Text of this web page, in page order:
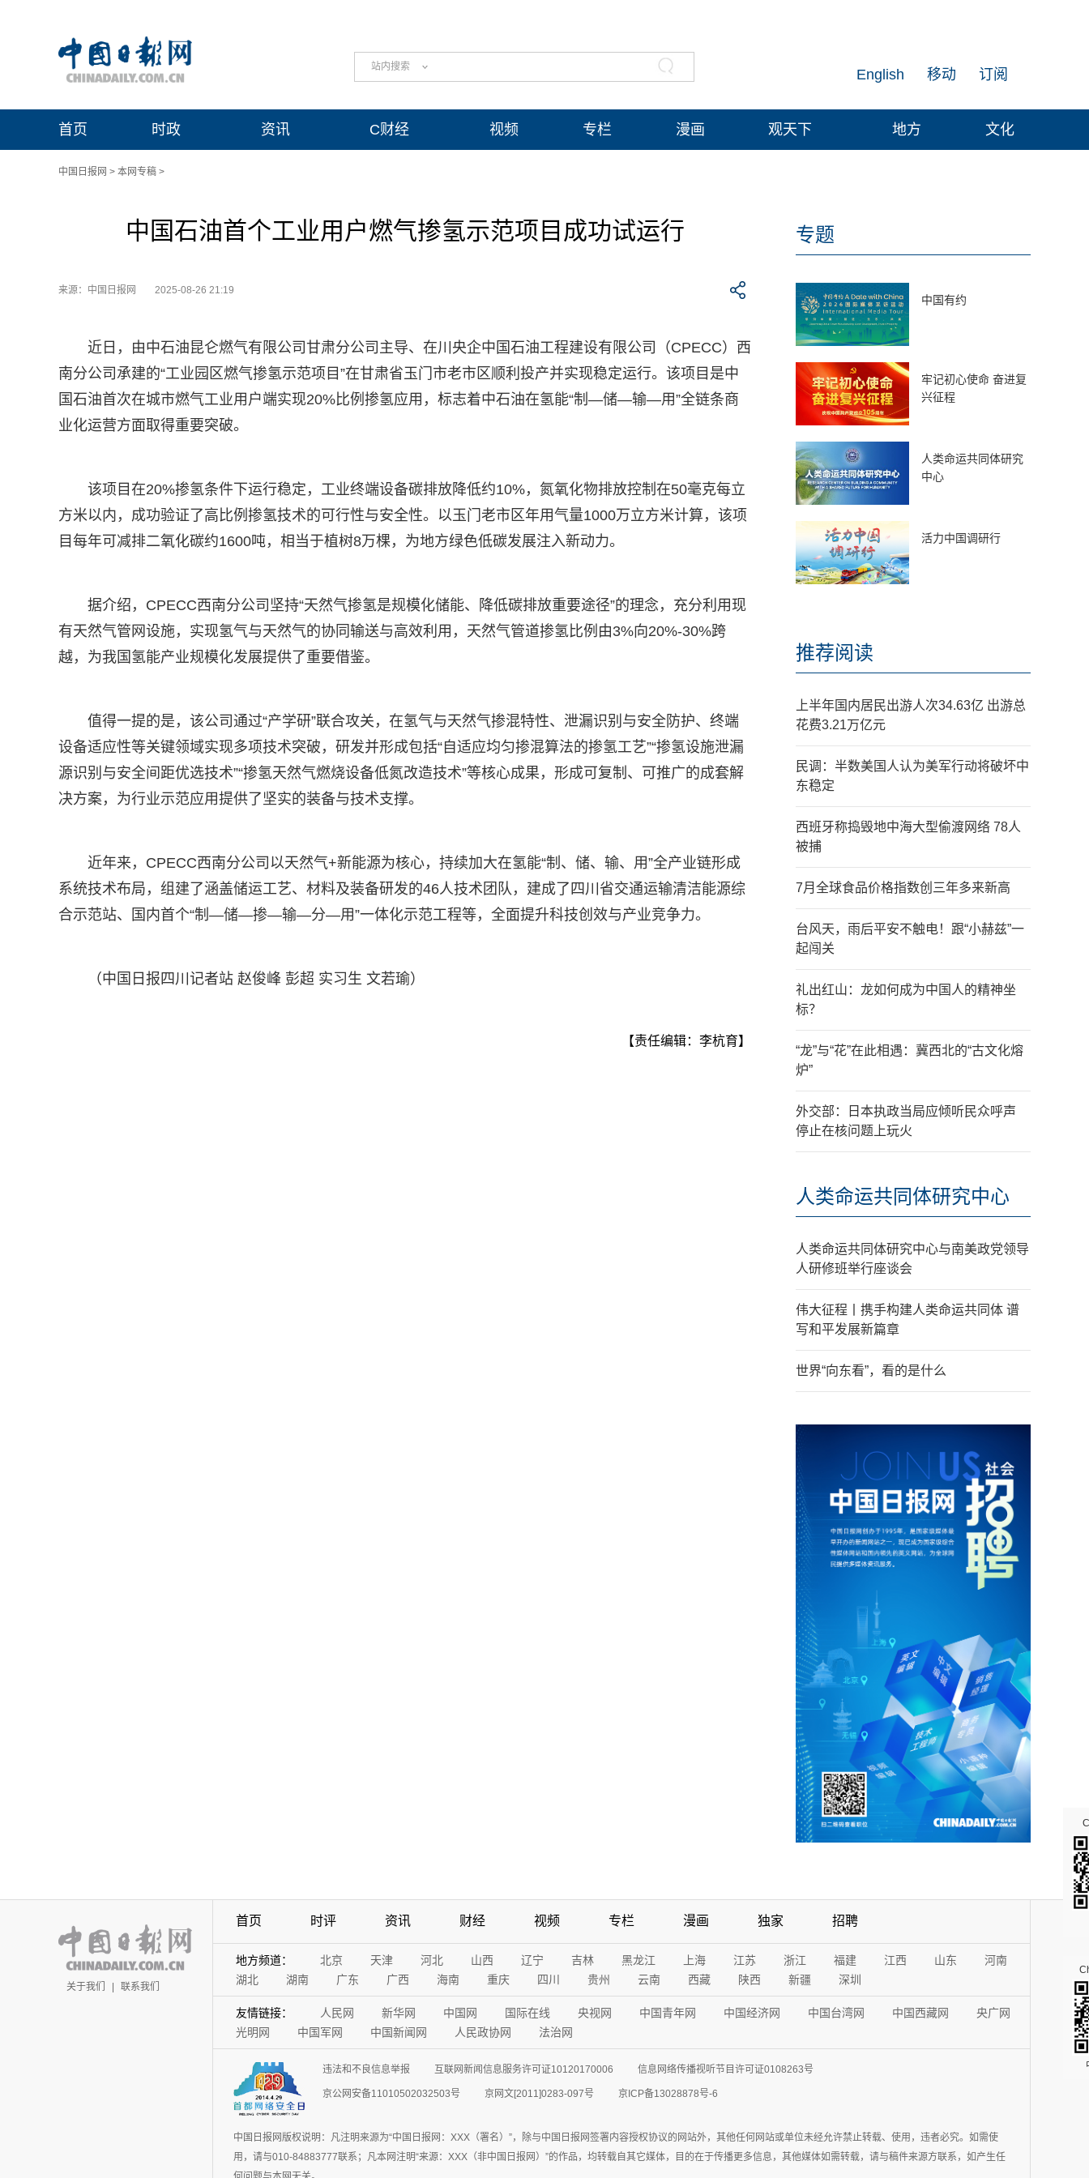
站内搜索 订阅
移动
English
首页 时政 资讯 C财经 视频 专栏 漫画 观天下 地方 文化
中国日报网 > 本网专稿 >
中国石油首个工业用户燃气掺氢示范项目成功试运行
来源：中国日报网 2025-08-26 21:19
近日，由中石油昆仑燃气有限公司甘肃分公司主导、在川央企中国石油工程建设有限公司（CPECC）西
南分公司承建的“工业园区燃气掺氢示范项目”在甘肃省玉门市老市区顺利投产并实现稳定运行。该项目是中
国石油首次在城市燃气工业用户端实现20%比例掺氢应用，标志着中石油在氢能“制—储—输—用”全链条商
业化运营方面取得重要突破。
该项目在20%掺氢条件下运行稳定，工业终端设备碳排放降低约10%，氮氧化物排放控制在50毫克每立
方米以内，成功验证了高比例掺氢技术的可行性与安全性。以玉门老市区年用气量1000万立方米计算，该项
目每年可减排二氧化碳约1600吨，相当于植树8万棵，为地方绿色低碳发展注入新动力。
据介绍，CPECC西南分公司坚持“天然气掺氢是规模化储能、降低碳排放重要途径”的理念，充分利用现
有天然气管网设施，实现氢气与天然气的协同输送与高效利用，天然气管道掺氢比例由3%向20%-30%跨
越，为我国氢能产业规模化发展提供了重要借鉴。
值得一提的是，该公司通过“产学研”联合攻关，在氢气与天然气掺混特性、泄漏识别与安全防护、终端
设备适应性等关键领域实现多项技术突破，研发并形成包括“自适应均匀掺混算法的掺氢工艺”“掺氢设施泄漏
源识别与安全间距优选技术”“掺氢天然气燃烧设备低氮改造技术”等核心成果，形成可复制、可推广的成套解
决方案，为行业示范应用提供了坚实的装备与技术支撑。
近年来，CPECC西南分公司以天然气+新能源为核心，持续加大在氢能“制、储、输、用”全产业链形成
系统技术布局，组建了涵盖储运工艺、材料及装备研发的46人技术团队，建成了四川省交通运输清洁能源综
合示范站、国内首个“制—储—掺—输—分—用”一体化示范工程等，全面提升科技创效与产业竞争力。
（中国日报四川记者站 赵俊峰 彭超 实习生 文若瑜）
【责任编辑：李杭育】
专题
中国有约
牢记初心使命 奋进复
兴征程
人类命运共同体研究
中心
活力中国调研行
推荐阅读
上半年国内居民出游人次34.63亿 出游总
花费3.21万亿元
民调：半数美国人认为美军行动将破坏中
东稳定
西班牙称捣毁地中海大型偷渡网络 78人
被捕
7月全球食品价格指数创三年多来新高
台风天，雨后平安不触电！跟“小赫兹”一
起闯关
礼出红山：龙如何成为中国人的精神坐
标？
“龙”与“花”在此相遇：冀西北的“古文化熔
炉”
外交部：日本执政当局应倾听民众呼声
停止在核问题上玩火
人类命运共同体研究中心
人类命运共同体研究中心与南美政党领导
人研修班举行座谈会
伟大征程丨携手构建人类命运共同体 谱
写和平发展新篇章
世界“向东看”，看的是什么
关于我们 | 联系我们
首页 时评 资讯 财经 视频 专栏 漫画 独家 招聘
地方频道： 北京 天津 河北 山西 辽宁 吉林 黑龙江 上海 江苏 浙江 福建 江西 山东
河南
湖北
湖南 广东 广西 海南 重庆 四川 贵州 云南 西藏 陕西 新疆 深圳
友情链接： 人民网 新华网 中国网 国际在线 央视网 中国青年网 中国经济网 中国台湾网 中国西藏网
央广网
光明网
中国军网 中国新闻网 人民政协网 法治网
违法和不良信息举报 互联网新闻信息服务许可证10120170006 信息网络传播视听节目许可证0108263号
京公网安备11010502032503号 京网文[2011]0283-097号 京ICP备13028878号-6
中国日报网版权说明：凡注明来源为“中国日报网：XXX（署名）”，除与中国日报网签署内容授权协议的网站外，其他任何网站或单位未经允许禁止转载、使用，违者必究。如需使
用，请与010-84883777联系；凡本网注明“来源：XXX（非中国日报网）”的作品，均转载自其它媒体，目的在于传播更多信息，其他媒体如需转载，请与稿件来源方联系，如产生任